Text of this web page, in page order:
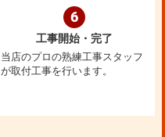
6
工事開始・完了
当店のプロの熟練工事スタッフ
が取付工事を行います。